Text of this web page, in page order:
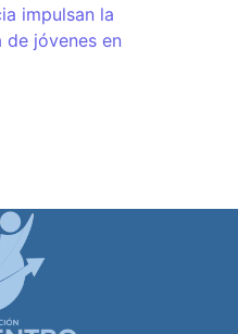
impulsan la
jóvenes en